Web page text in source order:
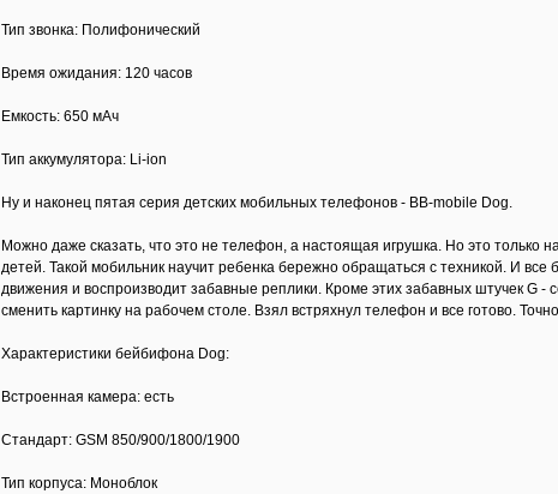
Тип звонка: Полифонический
Время ожидания: 120 часов
Емкость: 650 мАч
Тип аккумулятора: Li-ion
Ну и наконец пятая серия детских мобильных телефонов - BB-mobile Dog.
Можно даже сказать, что это не телефон, а настоящая игрушка. Но это
детей. Такой мобильник научит ребенка бережно обращаться с техникой. И все
движения и воспроизводит забавные реплики. Кроме этих забавных штучек
сменить картинку на рабочем столе. Взял встряхнул телефон и все готово.
Характеристики бейбифона Dog:
Встроенная камера: есть
Стандарт: GSM 850/900/1800/1900
Тип корпуса: Моноблок